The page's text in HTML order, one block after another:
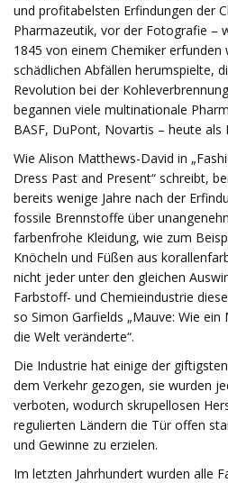
und profitabelsten Erfindungen der
Pharmazeutik, vor der Fotografie –
1845 von einem Chemiker erfunden
schädlichen Abfällen herumspielte,
Revolution bei der
begannen viele multinationale
BASF, DuPont, Novartis – heute als
Wie Alison Matthews-David in
Dress Past and Present“ schreibt,
bereits wenige Jahre nach der
fossile Brennstoffe über
farbenfrohe Kleidung, wie zum
Knöcheln und Füßen aus
nicht jeder unter den gleichen
Farbstoff- und Chemieindustrie
so Simon Garfields „Mauve: Wie
die Welt veränderte“.
Die Industrie hat einige der
dem Verkehr gezogen, sie wurden
verboten, wodurch skrupellosen
regulierten Ländern die Tür offen
und Gewinne zu erzielen.
Im letzten Jahrhundert wurden alle